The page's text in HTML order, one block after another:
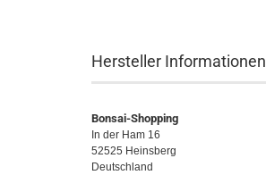
Hersteller Informationen
Bonsai-Shopping
In der Ham 16
52525 Heinsberg
Deutschland